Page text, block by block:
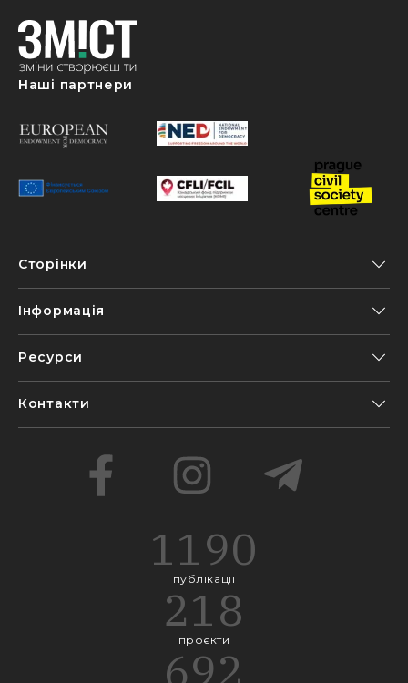
Наші партнери
Сторінки
Інформація
Ресурси
Контакти
1190
публікації
218
проєкти
692